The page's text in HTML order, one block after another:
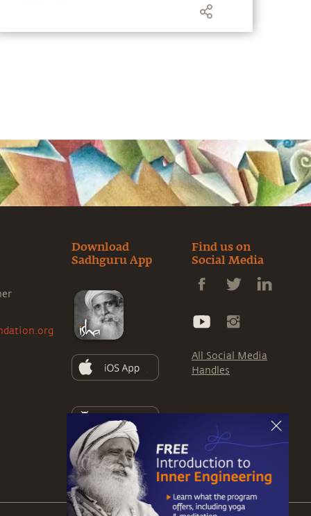
प्रस्तुत गर्दछाैँ, जसमार्फत तपाईं सहजै बुझ्न सक्नुहुन्छ— यक्षको
Download
Sadhguru App
Find us on
Social Media
All Social Media
Handles